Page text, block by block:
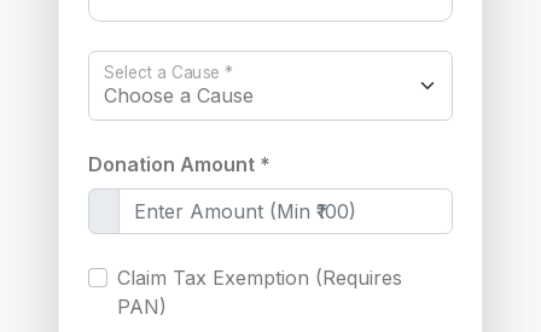
Select a Cause *
Donation Amount *
Claim Tax Exemption (Requires
PAN)